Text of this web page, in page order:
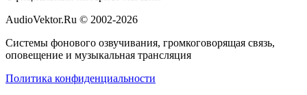
AudioVektor.Ru © 2002-2026
Системы фонового озвучивания, громкоговорящая связь,
оповещение и музыкальная трансляция
Политика конфиденциальности